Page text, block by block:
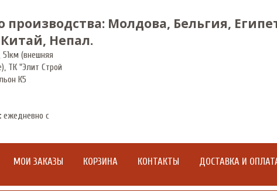
производства: Молдова, Бельгия,
Непал.
(внешняя
ТК "Элит Строй
К5
ежедневно с
МОИ ЗАКАЗЫ КОРЗИНА КОНТАКТЫ ДОСТАВКА И